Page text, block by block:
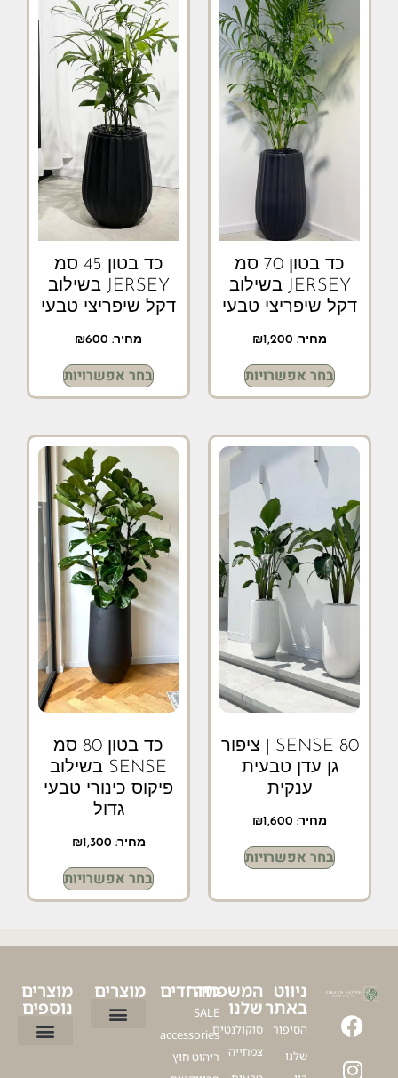
כד בטון 70 סמ
JERSEY בשילוב
דקל שיפריצי טבעי
מחיר: ₪1,200
בחר אפשרויות
כד בטון 45 סמ
JERSEY בשילוב
דקל שיפריצי טבעי
מחיר: ₪600
בחר אפשרויות
SENSE 80 | ציפור
גן עדן טבעית
ענקית
מחיר: ₪1,600
בחר אפשרויות
כד בטון 80 סמ
SENSE בשילוב
פיקוס כינורי טבעי
גדול
מחיר: ₪1,300
בחר אפשרויות
ניווט
באתר
הסיפור
שלנו
המשפחה
שלנו
סוקולנטים
צמחייה
מיוחדים
SALE
accessories
ריהוט חוץ
מוצרים מוצרים
נוספים